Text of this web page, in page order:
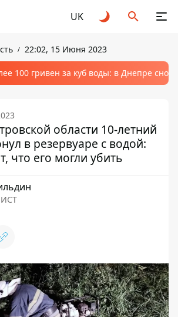
UK
22:02, 15 Июня 2023
100 гривен за куб воды: в Днепре
области 10-летний
в резервуаре с водой:
что его могли убить